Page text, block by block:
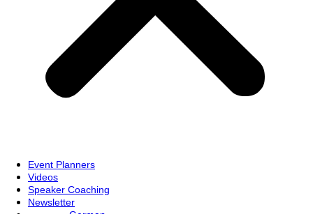
Event Planners
Videos
Speaker Coaching
Newsletter